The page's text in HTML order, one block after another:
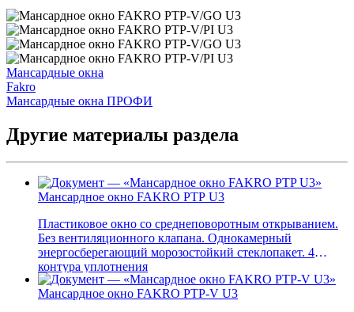
Мансардные окна
Fakro
Мансардные окна ПРОФИ
Другие материалы раздела
Мансардное окно FAKRO PTP U3
Пластиковое окно со среднеповоротным открыванием.
Без вентиляционного клапана. Однокамерный
энергосберегающий морозостойкий стеклопакет. 4
контура уплотнения
Мансардное окно FAKRO PTP-V U3